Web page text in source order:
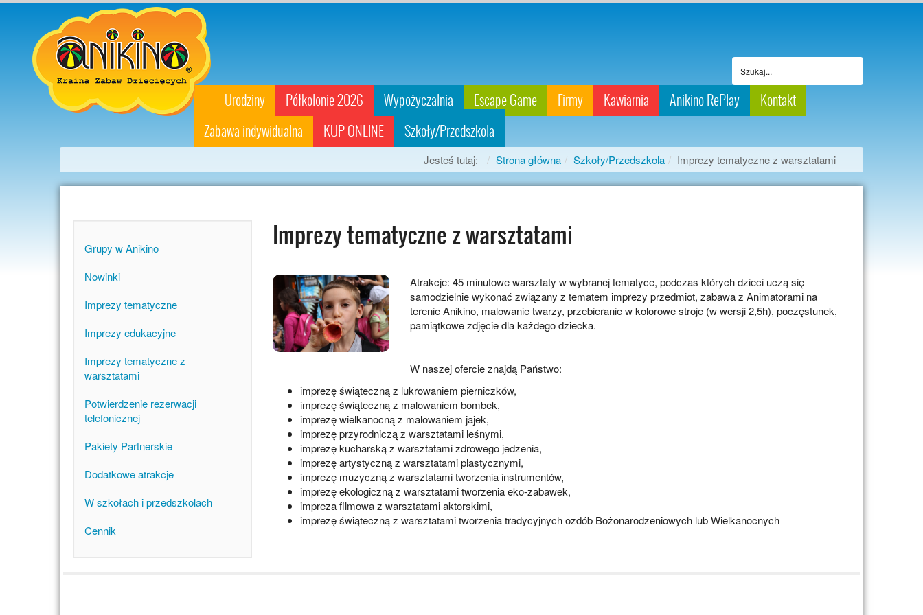
Urodziny Półkolonie 2026 Wypożyczalnia Escape Game Firmy Kawiarnia Anikino RePlay
Kontakt
Zabawa indywidualna
KUP ONLINE Szkoły/Przedszkola
Jesteś tutaj: Strona główna Szkoły/Przedszkola Imprezy tematyczne z warsztatami
Grupy w Anikino
Nowinki
Imprezy tematyczne
Imprezy edukacyjne
Imprezy tematyczne z
warsztatami
Potwierdzenie rezerwacji
telefonicznej
Pakiety Partnerskie
Dodatkowe atrakcje
W szkołach i przedszkolach
Cennik
Imprezy tematyczne z warsztatami
Atrakcje: 45 minutowe warsztaty w wybranej tematyce, podczas których dzieci uczą się
samodzielnie wykonać związany z tematem imprezy przedmiot, zabawa z Animatorami na
terenie Anikino, malowanie twarzy, przebieranie w kolorowe stroje (w wersji 2,5h), poczęstunek,
pamiątkowe zdjęcie dla każdego dziecka.
W naszej ofercie znajdą Państwo:
imprezę świąteczną z lukrowaniem pierniczków,
imprezę świąteczną z malowaniem bombek,
imprezę wielkanocną z malowaniem jajek,
imprezę przyrodniczą z warsztatami leśnymi,
imprezę kucharską z warsztatami zdrowego jedzenia,
imprezę artystyczną z warsztatami plastycznymi,
imprezę muzyczną z warsztatami tworzenia instrumentów,
imprezę ekologiczną z warsztatami tworzenia eko-zabawek,
impreza filmowa z warsztatami aktorskimi,
imprezę świąteczną z warsztatami tworzenia tradycyjnych ozdób Bożonarodzeniowych lub Wielkanocnych